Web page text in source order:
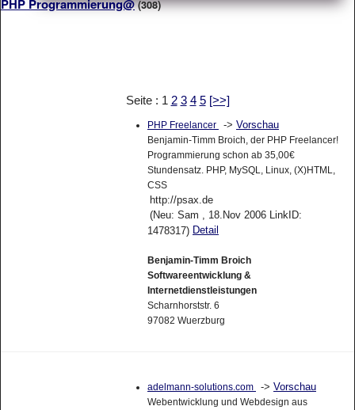
PHP Programmierung@ (308)
Seite : 1 2 3 4 5 [>>]
PHP Freelancer -> Vorschau
Benjamin-Timm Broich, der PHP Freelancer!
Programmierung schon ab 35,00€
Stundensatz. PHP, MySQL, Linux, (X)HTML,
CSS
http://psax.de
(Neu: Sam , 18.Nov 2006 LinkID:
1478317) Detail
Benjamin-Timm Broich
Softwareentwicklung &
Internetdienstleistungen
Scharnhorststr. 6
97082 Wuerzburg
adelmann-solutions.com -> Vorschau
Webentwicklung und Webdesign aus